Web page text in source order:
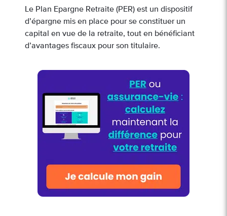
Le Plan Epargne Retraite (PER) est un dispositif
d’épargne mis en place pour se constituer un
capital en vue de la retraite, tout en bénéficiant
d’avantages fiscaux pour son titulaire.